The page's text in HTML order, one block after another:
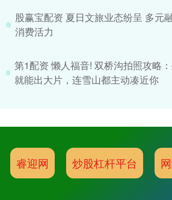
股赢宝配资 夏日文旅业态纷呈 多元
消费活力
第1配资 懒人福音! 双桥沟拍照攻略
就能出大片，连雪山都主动凑近你
睿迎网 炒股杠杆平台